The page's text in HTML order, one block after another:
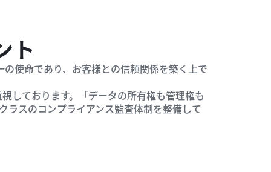
ト
使命であり、お客様との信頼関係を築く上で
しております。「データの所有権も管理権も
ラスのコンプライアンス監査体制を整備して